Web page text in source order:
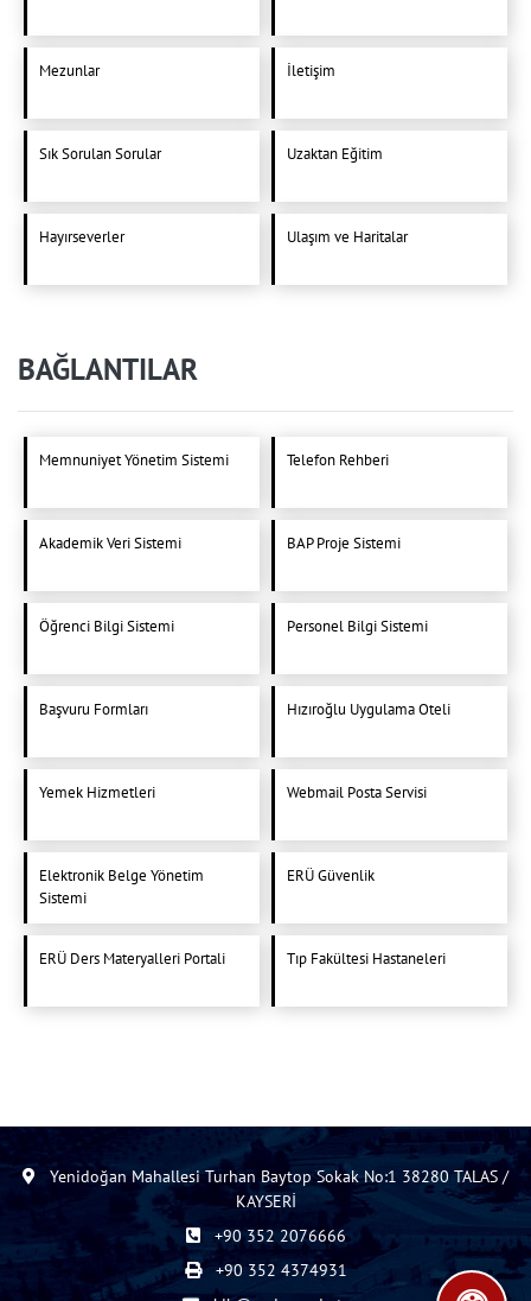
Mezunlar İletişim
Sık Sorulan Sorular Uzaktan Eğitim
Hayırseverler Ulaşım ve Haritalar
BAĞLANTILAR
Memnuniyet Yönetim Sistemi Telefon Rehberi
Akademik Veri Sistemi BAP Proje Sistemi
Öğrenci Bilgi Sistemi Personel Bilgi Sistemi
Başvuru Formları Hızıroğlu Uygulama Oteli
Yemek Hizmetleri Webmail Posta Servisi
Elektronik Belge Yönetim
Sistemi
ERÜ Güvenlik
ERÜ Ders Materyalleri Portali Tıp Fakültesi Hastaneleri
Yenidoğan Mahallesi Turhan Baytop Sokak No:1 38280 TALAS /
KAYSERİ
+90 352 2076666
+90 352 4374931